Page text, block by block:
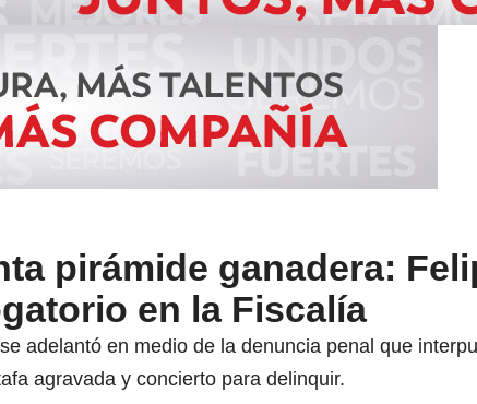
pirámide ganadera:
en la Fiscalía
adelantó en medio de la denuncia penal que
agravada y concierto para delinquir.